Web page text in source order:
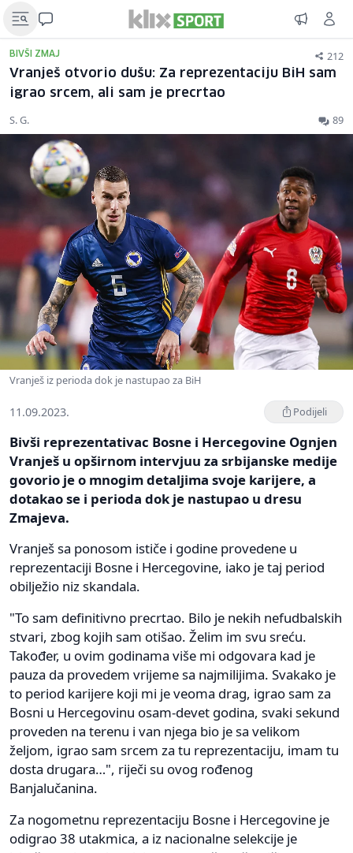
BIVŠI ZMAJ 212
Vranješ otvorio dušu: Za reprezentaciju BiH sam
igrao srcem, ali sam je precrtao
S. G. 89
Vranješ iz perioda dok je nastupao za BiH
11.09.2023. Podijeli
Bivši reprezentativac Bosne i Hercegovine Ognjen
Vranješ u opširnom intervjuu za srbijanske medije
govorio je o mnogim detaljima svoje karijere, a
dotakao se i perioda dok je nastupao u dresu
Zmajeva.
Vranješ sa ponosom ističe i godine provedene u
reprezentaciji Bosne i Hercegovine, iako je taj period
obilježio niz skandala.
"To sam definitivno precrtao. Bilo je nekih nefudbalskih
stvari, zbog kojih sam otišao. Želim im svu sreću.
Također, u ovim godinama više mi odgovara kad je
pauza da provedem vrijeme sa najmilijima. Svakako je
to period karijere koji mi je veoma drag, igrao sam za
Bosni u Hercegovinu osam-devet godina, svaki sekund
proveden na terenu i van njega bio je sa velikom
željom, igrao sam srcem za tu reprezentaciju, imam tu
dosta drugara…", riječi su ovog rođenog
Banjalučanina.
Za nogometnu reprezentaciju Bosne i Hercegovine je
odigrao 38 utakmica, a iz nacionalne selekcije je